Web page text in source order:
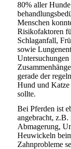
80% aller
Menschen
Risikofaktoren
Schlaganfall,
sowie
gerade der
Hund und Katze
sollte.
Bei Pferden ist
angebracht,
Abmagerung,
Heuwickeln
Zahnprobleme